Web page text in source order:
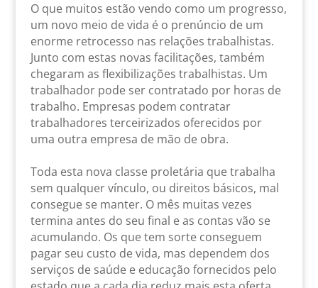
O que muitos estão vendo como um progresso,
um novo meio de vida é o prenúncio de um
enorme retrocesso nas relações trabalhistas.
Junto com estas novas facilitações, também
chegaram as flexibilizações trabalhistas. Um
trabalhador pode ser contratado por horas de
trabalho. Empresas podem contratar
trabalhadores terceirizados oferecidos por
uma outra empresa de mão de obra.
Toda esta nova classe proletária que trabalha
sem qualquer vínculo, ou direitos básicos, mal
consegue se manter. O mês muitas vezes
termina antes do seu final e as contas vão se
acumulando. Os que tem sorte conseguem
pagar seu custo de vida, mas dependem dos
serviços de saúde e educação fornecidos pelo